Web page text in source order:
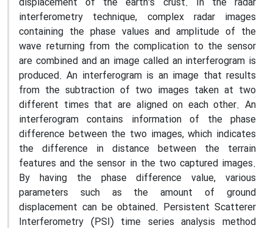
interferometry technique, complex radar images
containing the phase values ​​and amplitude of the
wave returning from the complication to the sensor
are combined and an image called an interferogram is
produced. An interferogram is an image that results
from the subtraction of two images taken at two
different times that are aligned on each other. An
interferogram contains information of the phase
difference between the two images, which indicates
the difference in distance between the terrain
features and the sensor in the two captured images.
By having the phase difference value, various
parameters such as the amount of ground
displacement can be obtained. Persistent Scatterer
Interferometry (PSI) time series analysis method